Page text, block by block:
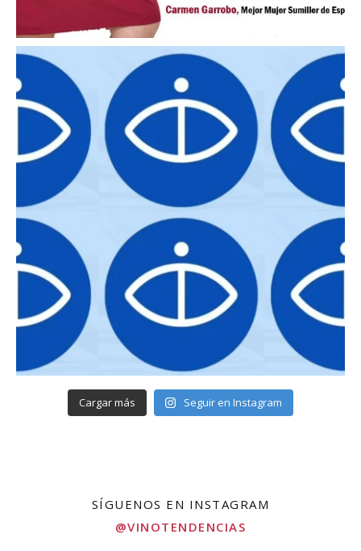
Cargar más Seguir en Instagram
SÍGUENOS EN INSTAGRAM
@VINOTENDENCIAS